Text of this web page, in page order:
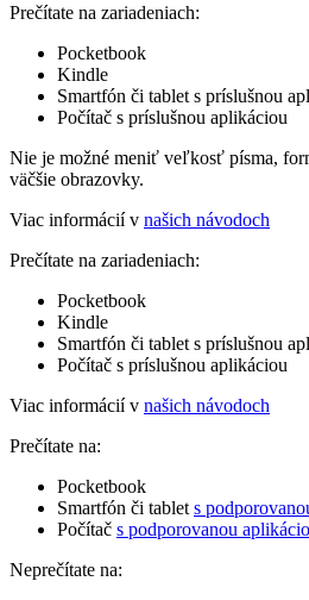
Prečítate na zariadeniach:
Pocketbook
Kindle
Smartfón či tablet s príslušnou
Počítač s príslušnou aplikáciou
Nie je možné meniť veľkosť písma,
väčšie obrazovky.
Viac informácií v našich návodoch
Prečítate na zariadeniach:
Pocketbook
Kindle
Smartfón či tablet s príslušnou
Počítač s príslušnou aplikáciou
Viac informácií v našich návodoch
Prečítate na:
Pocketbook
Smartfón či tablet s
Počítač s podporovanou
Neprečítate na: